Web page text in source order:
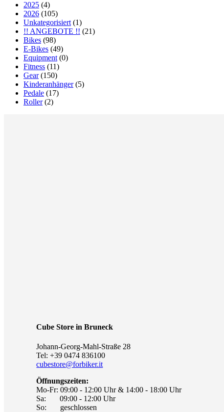
2025 (4)
2026 (105)
Unkategorisiert (1)
!! ANGEBOTE !! (21)
Bikes (98)
E-Bikes (49)
Equipment (0)
Fitness (11)
Gear (150)
Kinderanhänger (5)
Pedale (17)
Roller (2)
Cube Store in Bruneck
Johann-Georg-Mahl-Straße 28
Tel: +39 0474 836100
cubestore@forbiker.it
Öffnungszeiten:
Mo-Fr: 09:00 - 12:00 Uhr & 14:00 - 18:00 Uhr
Sa: 09:00 - 12:00 Uhr
So: geschlossen